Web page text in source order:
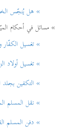
» هل يُنجّس الخمر
» مسائل في أحكام
» تغسيل الكفّار
» تغسيل أولاد
» التكفين بجلد
» نقل المسلم
» دفن المسلم